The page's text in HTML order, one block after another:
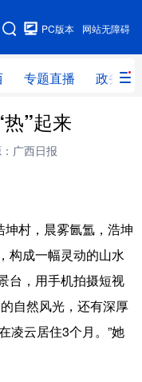
网站无障碍
PC版本
专题直播 政务信
直播
政 人事
评 港澳
”起来
广西日报
村，晨雾氤氲，浩坤
构成一幅灵动的山水
台，用手机拍摄短视
自然风光，还有深厚
凌云居住3个月。”她